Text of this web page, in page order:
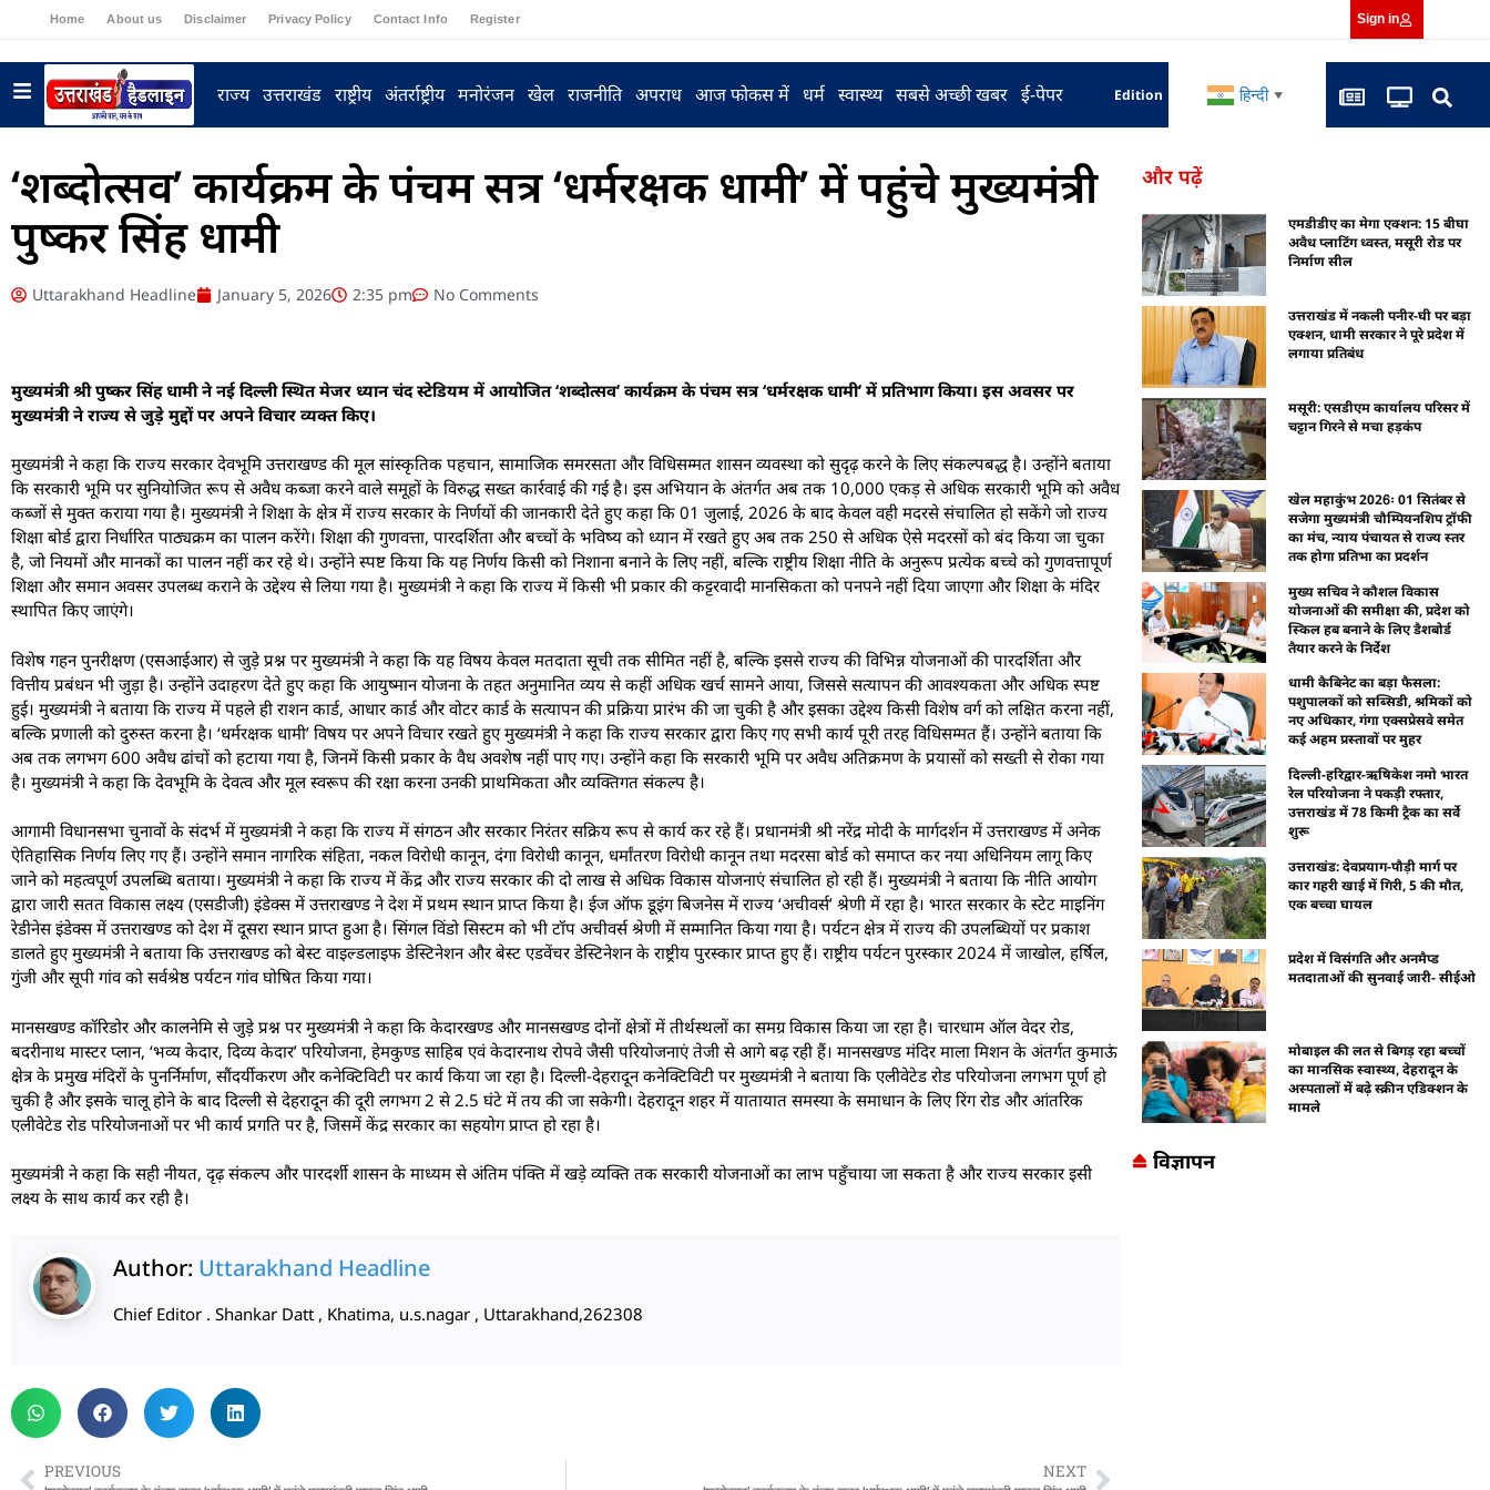
Home About us Disclaimer Privacy Policy Contact Info Register Sign in
राज्य उत्तराखंड राष्ट्रीय अंतर्राष्ट्रीय मनोरंजन खेल राजनीति अपराध आज फोकस में धर्म स्वास्थ्य सबसे अच्छी खबर ई-पेपर Edition हिन्दी ▼
‘शब्दोत्सव’ कार्यक्रम के पंचम सत्र ‘धर्मरक्षक धामी’ में पहुंचे मुख्यमंत्री
पुष्कर सिंह धामी
Uttarakhand Headline January 5, 2026 2:35 pm No Comments
मुख्यमंत्री श्री पुष्कर सिंह धामी ने नई दिल्ली स्थित मेजर ध्यान चंद स्टेडियम में आयोजित ‘शब्दोत्सव’ कार्यक्रम के पंचम सत्र ‘धर्मरक्षक धामी’ में प्रतिभाग किया। इस अवसर पर
मुख्यमंत्री ने राज्य से जुड़े मुद्दों पर अपने विचार व्यक्त किए।
मुख्यमंत्री ने कहा कि राज्य सरकार देवभूमि उत्तराखण्ड की मूल सांस्कृतिक पहचान, सामाजिक समरसता और विधिसम्मत शासन व्यवस्था को सुदृढ़ करने के लिए संकल्पबद्ध है। उन्होंने बताया
कि सरकारी भूमि पर सुनियोजित रूप से अवैध कब्जा करने वाले समूहों के विरुद्ध सख्त कार्रवाई की गई है। इस अभियान के अंतर्गत अब तक 10,000 एकड़ से अधिक सरकारी भूमि को अवैध
कब्जों से मुक्त कराया गया है। मुख्यमंत्री ने शिक्षा के क्षेत्र में राज्य सरकार के निर्णयों की जानकारी देते हुए कहा कि 01 जुलाई, 2026 के बाद केवल वही मदरसे संचालित हो सकेंगे जो राज्य
शिक्षा बोर्ड द्वारा निर्धारित पाठ्यक्रम का पालन करेंगे। शिक्षा की गुणवत्ता, पारदर्शिता और बच्चों के भविष्य को ध्यान में रखते हुए अब तक 250 से अधिक ऐसे मदरसों को बंद किया जा चुका
है, जो नियमों और मानकों का पालन नहीं कर रहे थे। उन्होंने स्पष्ट किया कि यह निर्णय किसी को निशाना बनाने के लिए नहीं, बल्कि राष्ट्रीय शिक्षा नीति के अनुरूप प्रत्येक बच्चे को गुणवत्तापूर्ण
शिक्षा और समान अवसर उपलब्ध कराने के उद्देश्य से लिया गया है। मुख्यमंत्री ने कहा कि राज्य में किसी भी प्रकार की कट्टरवादी मानसिकता को पनपने नहीं दिया जाएगा और शिक्षा के मंदिर
स्थापित किए जाएंगे।
विशेष गहन पुनरीक्षण (एसआईआर) से जुड़े प्रश्न पर मुख्यमंत्री ने कहा कि यह विषय केवल मतदाता सूची तक सीमित नहीं है, बल्कि इससे राज्य की विभिन्न योजनाओं की पारदर्शिता और
वित्तीय प्रबंधन भी जुड़ा है। उन्होंने उदाहरण देते हुए कहा कि आयुष्मान योजना के तहत अनुमानित व्यय से कहीं अधिक खर्च सामने आया, जिससे सत्यापन की आवश्यकता और अधिक स्पष्ट
हुई। मुख्यमंत्री ने बताया कि राज्य में पहले ही राशन कार्ड, आधार कार्ड और वोटर कार्ड के सत्यापन की प्रक्रिया प्रारंभ की जा चुकी है और इसका उद्देश्य किसी विशेष वर्ग को लक्षित करना नहीं,
बल्कि प्रणाली को दुरुस्त करना है। ‘धर्मरक्षक धामी’ विषय पर अपने विचार रखते हुए मुख्यमंत्री ने कहा कि राज्य सरकार द्वारा किए गए सभी कार्य पूरी तरह विधिसम्मत हैं। उन्होंने बताया कि
अब तक लगभग 600 अवैध ढांचों को हटाया गया है, जिनमें किसी प्रकार के वैध अवशेष नहीं पाए गए। उन्होंने कहा कि सरकारी भूमि पर अवैध अतिक्रमण के प्रयासों को सख्ती से रोका गया
है। मुख्यमंत्री ने कहा कि देवभूमि के देवत्व और मूल स्वरूप की रक्षा करना उनकी प्राथमिकता और व्यक्तिगत संकल्प है।
आगामी विधानसभा चुनावों के संदर्भ में मुख्यमंत्री ने कहा कि राज्य में संगठन और सरकार निरंतर सक्रिय रूप से कार्य कर रहे हैं। प्रधानमंत्री श्री नरेंद्र मोदी के मार्गदर्शन में उत्तराखण्ड में अनेक
ऐतिहासिक निर्णय लिए गए हैं। उन्होंने समान नागरिक संहिता, नकल विरोधी कानून, दंगा विरोधी कानून, धर्मांतरण विरोधी कानून तथा मदरसा बोर्ड को समाप्त कर नया अधिनियम लागू किए
जाने को महत्वपूर्ण उपलब्धि बताया। मुख्यमंत्री ने कहा कि राज्य में केंद्र और राज्य सरकार की दो लाख से अधिक विकास योजनाएं संचालित हो रही हैं। मुख्यमंत्री ने बताया कि नीति आयोग
द्वारा जारी सतत विकास लक्ष्य (एसडीजी) इंडेक्स में उत्तराखण्ड ने देश में प्रथम स्थान प्राप्त किया है। ईज ऑफ डूइंग बिजनेस में राज्य ‘अचीवर्स’ श्रेणी में रहा है। भारत सरकार के स्टेट माइनिंग
रेडीनेस इंडेक्स में उत्तराखण्ड को देश में दूसरा स्थान प्राप्त हुआ है। सिंगल विंडो सिस्टम को भी टॉप अचीवर्स श्रेणी में सम्मानित किया गया है। पर्यटन क्षेत्र में राज्य की उपलब्धियों पर प्रकाश
डालते हुए मुख्यमंत्री ने बताया कि उत्तराखण्ड को बेस्ट वाइल्डलाइफ डेस्टिनेशन और बेस्ट एडवेंचर डेस्टिनेशन के राष्ट्रीय पुरस्कार प्राप्त हुए हैं। राष्ट्रीय पर्यटन पुरस्कार 2024 में जाखोल, हर्षिल,
गुंजी और सूपी गांव को सर्वश्रेष्ठ पर्यटन गांव घोषित किया गया।
मानसखण्ड कॉरिडोर और कालनेमि से जुड़े प्रश्न पर मुख्यमंत्री ने कहा कि केदारखण्ड और मानसखण्ड दोनों क्षेत्रों में तीर्थस्थलों का समग्र विकास किया जा रहा है। चारधाम ऑल वेदर रोड,
बदरीनाथ मास्टर प्लान, ‘भव्य केदार, दिव्य केदार’ परियोजना, हेमकुण्ड साहिब एवं केदारनाथ रोपवे जैसी परियोजनाएं तेजी से आगे बढ़ रही हैं। मानसखण्ड मंदिर माला मिशन के अंतर्गत कुमाऊं
क्षेत्र के प्रमुख मंदिरों के पुनर्निर्माण, सौंदर्यीकरण और कनेक्टिविटी पर कार्य किया जा रहा है। दिल्ली-देहरादून कनेक्टिविटी पर मुख्यमंत्री ने बताया कि एलीवेटेड रोड परियोजना लगभग पूर्ण हो
चुकी है और इसके चालू होने के बाद दिल्ली से देहरादून की दूरी लगभग 2 से 2.5 घंटे में तय की जा सकेगी। देहरादून शहर में यातायात समस्या के समाधान के लिए रिंग रोड और आंतरिक
एलीवेटेड रोड परियोजनाओं पर भी कार्य प्रगति पर है, जिसमें केंद्र सरकार का सहयोग प्राप्त हो रहा है।
मुख्यमंत्री ने कहा कि सही नीयत, दृढ़ संकल्प और पारदर्शी शासन के माध्यम से अंतिम पंक्ति में खड़े व्यक्ति तक सरकारी योजनाओं का लाभ पहुँचाया जा सकता है और राज्य सरकार इसी
लक्ष्य के साथ कार्य कर रही है।
Author: Uttarakhand Headline
Chief Editor . Shankar Datt , Khatima, u.s.nagar , Uttarakhand,262308
PREVIOUS NEXT
और पढ़ें
एमडीडीए का मेगा एक्शन: 15 बीघा
अवैध प्लाटिंग ध्वस्त, मसूरी रोड पर
निर्माण सील
उत्तराखंड में नकली पनीर-घी पर बड़ा
एक्शन, धामी सरकार ने पूरे प्रदेश में
लगाया प्रतिबंध
मसूरी: एसडीएम कार्यालय परिसर में
चट्टान गिरने से मचा हड़कंप
खेल महाकुंभ 2026ः 01 सितंबर से
सजेगा मुख्यमंत्री चौम्पियनशिप ट्रॉफी
का मंच, न्याय पंचायत से राज्य स्तर
तक होगा प्रतिभा का प्रदर्शन
मुख्य सचिव ने कौशल विकास
योजनाओं की समीक्षा की, प्रदेश को
स्किल हब बनाने के लिए डैशबोर्ड
तैयार करने के निर्देश
धामी कैबिनेट का बड़ा फैसला:
पशुपालकों को सब्सिडी, श्रमिकों को
नए अधिकार, गंगा एक्सप्रेसवे समेत
कई अहम प्रस्तावों पर मुहर
दिल्ली-हरिद्वार-ऋषिकेश नमो भारत
रेल परियोजना ने पकड़ी रफ्तार,
उत्तराखंड में 78 किमी ट्रैक का सर्वे
शुरू
उत्तराखंड: देवप्रयाग-पौड़ी मार्ग पर
कार गहरी खाई में गिरी, 5 की मौत,
एक बच्चा घायल
प्रदेश में विसंगति और अनमैप्ड
मतदाताओं की सुनवाई जारी- सीईओ
मोबाइल की लत से बिगड़ रहा बच्चों
का मानसिक स्वास्थ्य, देहरादून के
अस्पतालों में बढ़े स्क्रीन एडिक्शन के
मामले
विज्ञापन